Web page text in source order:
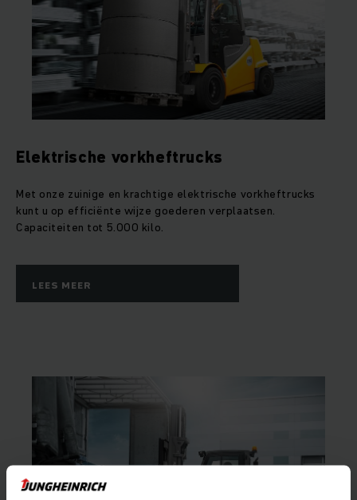
Elektrische vorkheftrucks
Met onze zuinige en krachtige elektrische vorkheftrucks
kunt u op efficiënte wijze goederen verplaatsen.
Capaciteiten tot 5.000 kilo.
LEES MEER